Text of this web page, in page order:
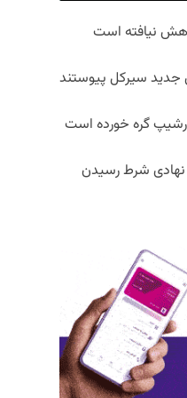
نیافته است
جدید سیرکل پیوستند
گره خورده است
شرط رسیدن